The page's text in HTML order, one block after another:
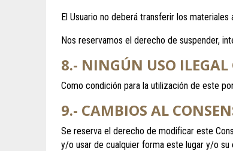
El Usuario no deberá transferir los materiales
Nos reservamos el derecho de suspender,
8.- NINGÚN USO ILEGAL
Como condición para la utilización de este
9.- CAMBIOS AL
Se reserva el derecho de modificar este
y/o usar de cualquier forma este lugar y/o